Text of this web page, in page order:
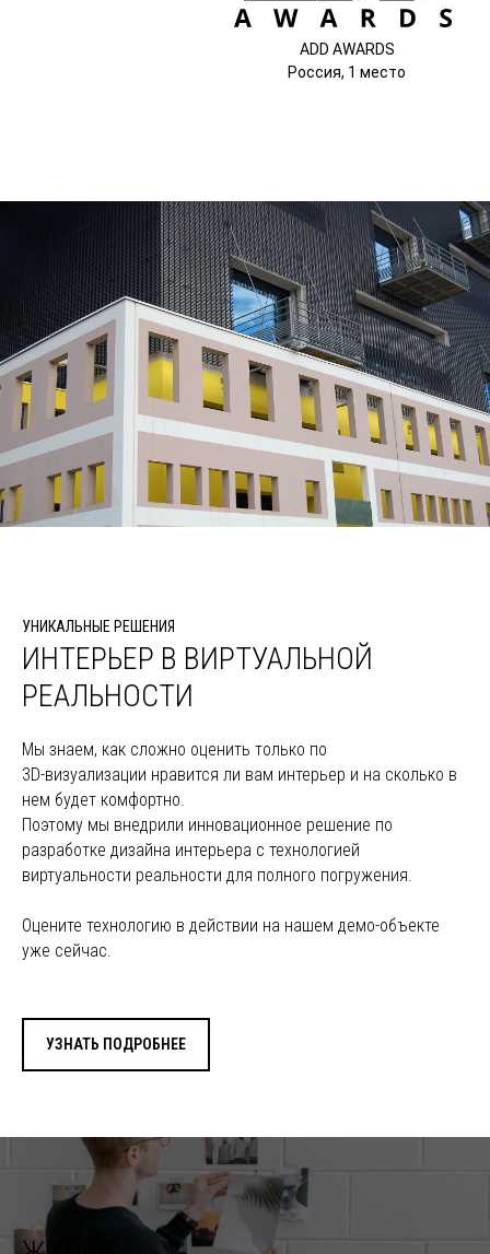
ADD AWARDS
Россия, 1 место
УНИКАЛЬНЫЕ РЕШЕНИЯ
ИНТЕРЬЕР В ВИРТУАЛЬНОЙ
РЕАЛЬНОСТИ
Мы знаем, как сложно оценить только по
3D-визуализации нравится ли вам интерьер и на сколько в
нем будет комфортно.
Поэтому мы внедрили инновационное решение по
разработке дизайна интерьера с технологией
виртуальности реальности для полного погружения.
Оцените технологию в действии на нашем демо-объекте
уже сейчас.
УЗНАТЬ ПОДРОБНЕЕ